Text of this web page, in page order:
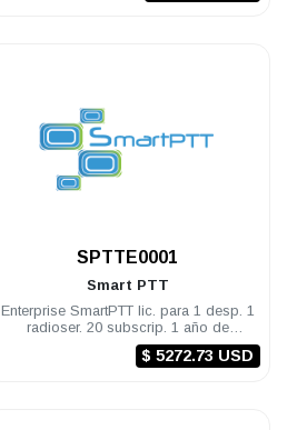
SPTTE0001
Smart PTT
Enterprise SmartPTT lic. para 1 desp. 1
radioser. 20 subscrip. 1 año de
actualizacion y soporte
$ 5272.73 USD